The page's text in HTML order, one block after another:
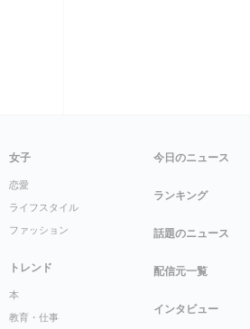
女子
恋愛
ライフスタイル
ファッション
トレンド
本
教育・仕事
今日のニュース
ランキング
話題のニュース
配信元一覧
インタビュー